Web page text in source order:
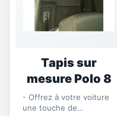
Tapis sur
mesure Polo 8
- Offrez à votre voiture
une touche de